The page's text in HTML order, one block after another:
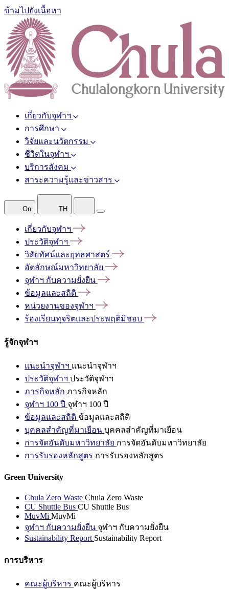
ข้ามไปยังเนื้อหา
เกี่ยวกับจุฬาฯ
การศึกษา
วิจัยและนวัตกรรม
ชีวิตในจุฬาฯ
บริการสังคม
สาระความรู้และข่าวสาร
On TH
เกี่ยวกับจุฬาฯ
ประวัติจุฬาฯ
วิสัยทัศน์และยุทธศาสตร์
อัตลักษณ์มหาวิทยาลัย
จุฬาฯ กับความยั่งยืน
ข้อมูลและสถิติ
หน่วยงานของจุฬาฯ
ร้องเรียนทุจริตและประพฤติมิชอบ
รู้จักจุฬาฯ
แนะนำจุฬาฯ แนะนำจุฬาฯ
ประวัติจุฬาฯ ประวัติจุฬาฯ
ภารกิจหลัก ภารกิจหลัก
จุฬาฯ 100 ปี จุฬาฯ 100 ปี
ข้อมูลและสถิติ ข้อมูลและสถิติ
บุคคลสำคัญที่มาเยือน บุคคลสำคัญที่มาเยือน
การจัดอันดับมหาวิทยาลัย การจัดอันดับมหาวิทยาลัย
การรับรองหลักสูตร การรับรองหลักสูตร
Green University
Chula Zero Waste Chula Zero Waste
CU Shuttle Bus CU Shuttle Bus
MuvMi MuvMi
จุฬาฯ กับความยั่งยืน จุฬาฯ กับความยั่งยืน
Sustainability Report Sustainability Report
การบริหาร
คณะผู้บริหาร คณะผู้บริหาร